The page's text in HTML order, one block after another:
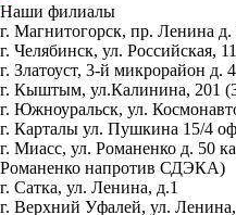
Наши филиалы
г. Магнитогорск, пр. Ленина
г. Челябинск, ул. Российская,
г. Златоуст, 3-й микрорайон д.
г. Кыштым, ул.Калинина, 201
г. Южноуральск, ул.
г. Карталы ул. Пушкина 15/4
г. Миасс, ул. Романенко д. 50
Романенко напротив СДЭКА)
г. Сатка, ул. Ленина, д.1
г. Верхний Уфалей, ул.